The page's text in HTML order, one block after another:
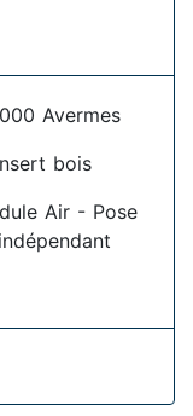
Avermes
bois
Air - Pose